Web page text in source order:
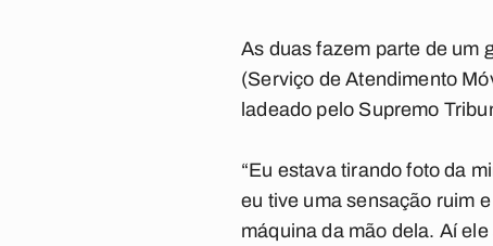
As duas fazem parte de um
(Serviço de Atendimento
ladeado pelo Supremo
“Eu estava tirando foto da
eu tive uma sensação ruim
máquina da mão dela. Aí